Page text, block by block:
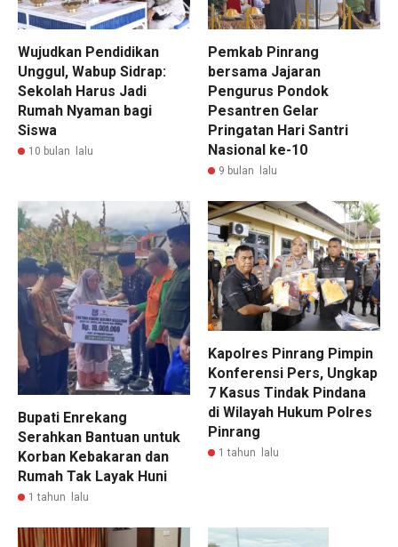
Wujudkan Pendidikan
Unggul, Wabup Sidrap:
Sekolah Harus Jadi
Rumah Nyaman bagi
Siswa
10 bulan lalu
Pemkab Pinrang
bersama Jajaran
Pengurus Pondok
Pesantren Gelar
Pringatan Hari Santri
Nasional ke-10
9 bulan lalu
Bupati Enrekang
Serahkan Bantuan untuk
Korban Kebakaran dan
Rumah Tak Layak Huni
1 tahun lalu
Kapolres Pinrang Pimpin
Konferensi Pers, Ungkap
7 Kasus Tindak Pindana
di Wilayah Hukum Polres
Pinrang
1 tahun lalu